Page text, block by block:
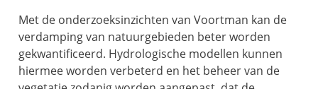
Met de onderzoeksinzichten van Voortman kan de
verdamping van natuurgebieden beter worden
gekwantificeerd. Hydrologische modellen kunnen
hiermee worden verbeterd en het beheer van de